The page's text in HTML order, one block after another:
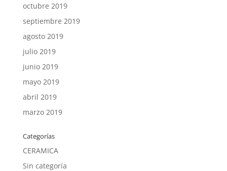
octubre 2019
septiembre 2019
agosto 2019
julio 2019
junio 2019
mayo 2019
abril 2019
marzo 2019
Categorías
CERAMICA
Sin categoría